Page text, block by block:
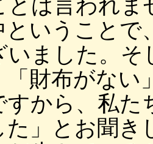
とは言われ
ということで
いました。そ
「財布がない
すから、私た
た」とお聞き